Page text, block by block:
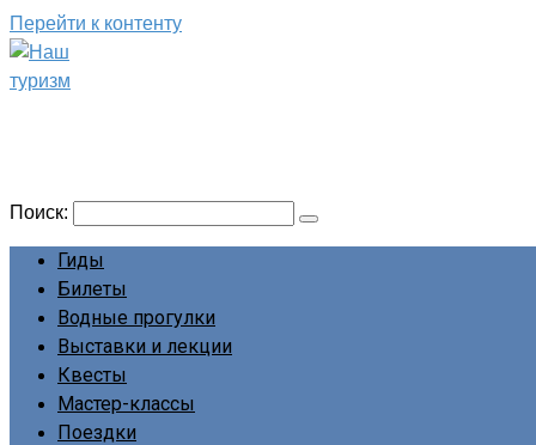
Перейти к контенту
Поиск:
Гиды
Билеты
Водные прогулки
Выставки и лекции
Квесты
Мастер-классы
Поездки